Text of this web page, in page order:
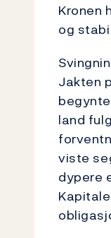
Kronen
og
Jakten
land
viste
dypere